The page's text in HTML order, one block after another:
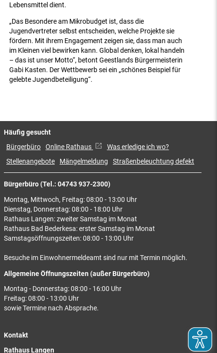
Lebensmittel dient.
„Das Besondere am Mikrobudget ist, dass die
Jugendvertreter selbst entscheiden, welche Projekte sie
fördern. Mit ihrem Engagement zeigen sie, dass man auch
im Kleinen viel bewirken kann. Global denken, lokal handeln
– das ist unser Motto“, betont Geestlands Bürgermeisterin
Gabi Kasten. Der Wettbewerb sei ein „schönes Beispiel für
gelebte Jugendbeteiligung“.
Bürgerbüro (Tel.: 04743 937-2300)
Montag, Mittwoch, Freitag: 08:00 - 13:00 Uhr
Dienstag, Donnerstag: 08:00 - 18:00 Uhr
Rathaus Langen: zweiter Samstag im Monat
Rathaus Bad Bederkesa: erster Samstag im Monat
Samstagsöffnungszeiten: 08:00 - 13:00 Uhr
Besuche im Einwohnermeldeamt sind nur mit Termin möglich.
Allgemeine Öffnungszeiten (außer Bürgerbüro)
Montag - Donnerstag: 08:00 - 16:00 Uhr
Freitag: 08:00 - 13:00 Uhr
sowie Termine nach Absprache.
Kontakt
Rathaus Langen
Häufig gesucht
Bürgerbüro Online Rathaus
Was erledige ich wo?
Stellenangebote
Mängelmeldung Straßenbeleuchtung defekt